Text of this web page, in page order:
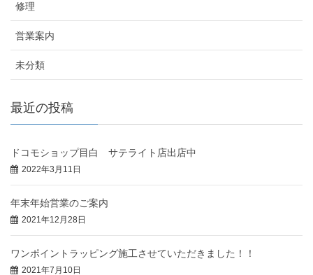
修理
営業案内
未分類
最近の投稿
ドコモショップ目白 サテライト店出店中
2022年3月11日
年末年始営業のご案内
2021年12月28日
ワンポイントラッピング施工させていただきました！！
2021年7月10日